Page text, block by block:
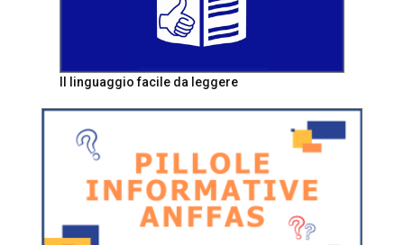
Il linguaggio facile da leggere